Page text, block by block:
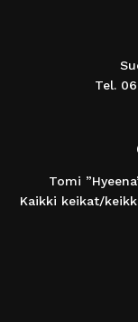
Tel.
Tomi
Kaikki keikat/